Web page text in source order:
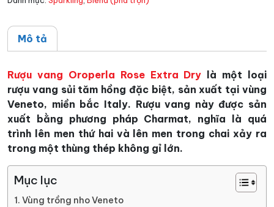
Mô tả
Rượu vang Oroperla Rose Extra Dry là một loại
rượu vang sủi tăm hồng đặc biệt, sản xuất tại vùng
Veneto, miền bắc Italy. Rượu vang này được sản
xuất bằng phương pháp Charmat, nghĩa là quá
trình lên men thứ hai và lên men trong chai xảy ra
trong một thùng thép không gỉ lớn.
Mục lục
Vùng trồng nho Veneto